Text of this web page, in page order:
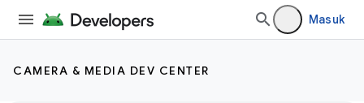
Masuk
CAMERA & MEDIA DEV CENTER